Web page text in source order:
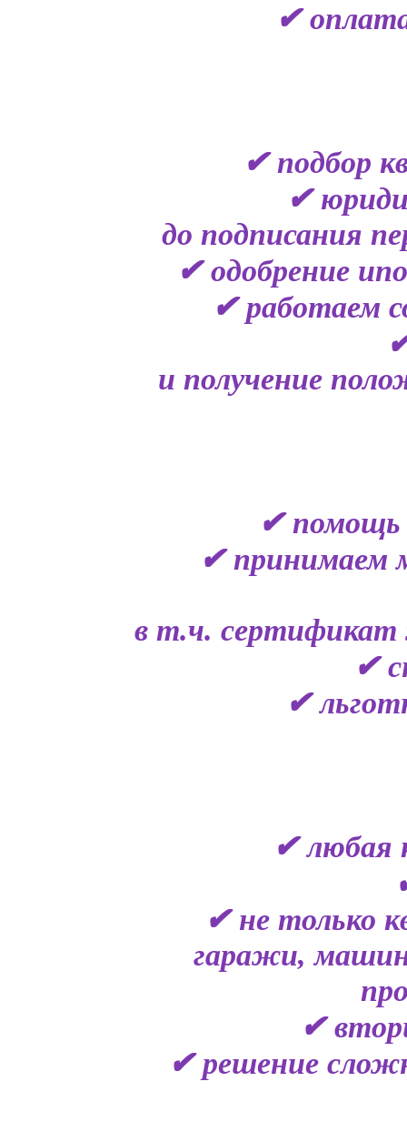
✔
✔ подбор
✔
до подписания
✔ одобрение
✔ работаем
и получение
✔ помощь
✔ принимаем
в т.ч. сертификат
✔
✔
✔ любая
✔ не только
гаражи,
✔
✔ решение